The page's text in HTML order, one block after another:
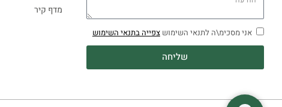
אני מסכימ\ה לתנאי השימושצפייה בתנאי השימוש
שליחה
מדף קיר